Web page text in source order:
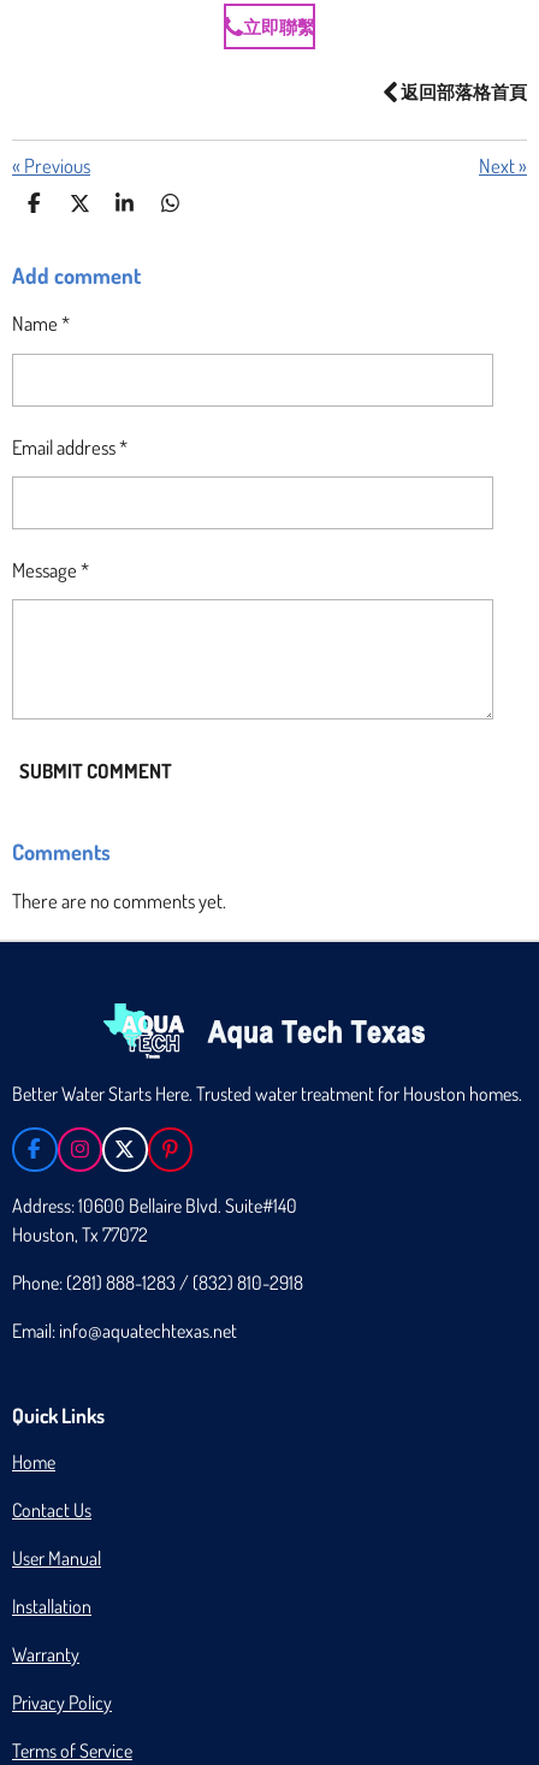
立即聯繫
返回部落格首頁
« Previous Next»
S
R
S
R
S
R
S
Add comment
Name *
Email address *
Message *
SUBMIT COMMENT
Comments
There are no comments yet.
Better Water Starts Here. Trusted water treatment for Houston homes.
F
A
C
E
B
O
I
N
S
T
A
R
M
X
P
I
N
T
E
T
Address: 10600 Bellaire Blvd. Suite#140
Houston, Tx 77072
Phone: (281) 888-1283 / (832) 810-2918
Email: info@aquatechtexas.net
Quick Links
Home
Contact Us
User Manual
Installation
Warranty
Privacy Policy
Terms of Service